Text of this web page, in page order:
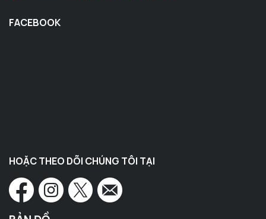
FACEBOOK
HOẶC THEO DÕI CHÚNG TÔI TẠI